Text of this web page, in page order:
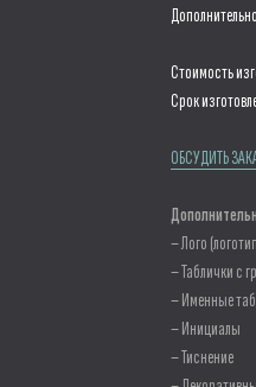
Стоимость
Срок
ОБСУДИТЬ
– Лого
– Таблички с
– Именные
– Инициалы
– Тиснение